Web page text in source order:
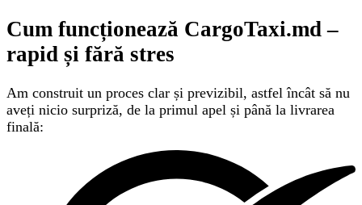
Cum funcționează CargoTaxi.md –
rapid și fără stres
Am construit un proces clar și previzibil, astfel încât să nu
aveți nicio surpriză, de la primul apel și până la livrarea
finală: